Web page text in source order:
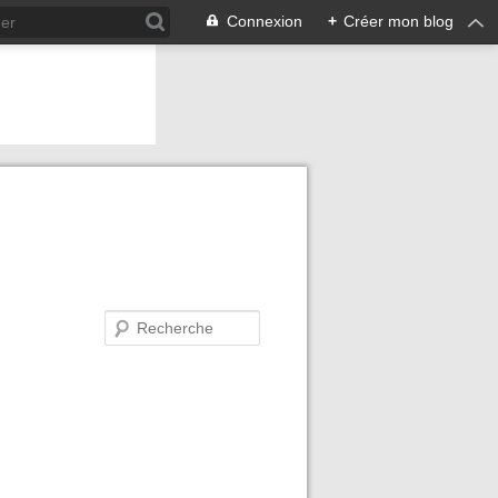
Connexion + Créer mon blog